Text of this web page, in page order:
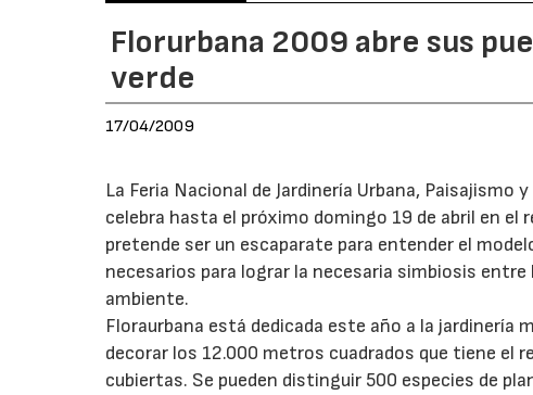
Florurbana 2009 abre sus
verde
17/04/2009
La Feria Nacional de Jardinería Urbana, Paisajismo
celebra hasta el próximo domingo 19 de abril en el
pretende ser un escaparate para entender el
necesarios para lograr la necesaria simbiosis
ambiente.
Floraurbana está dedicada este año a la jardinería
decorar los 12.000 metros cuadrados que tiene el
cubiertas. Se pueden distinguir 500 especies de